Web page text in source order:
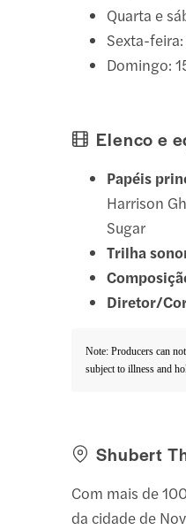
Quarta e
Sexta-
Domingo:
Elenco e
Papéis
Harrison
Sugar
Trilha
Diretor/
Note: Producers can
subject to illness and
Shubert
Com mais de
da cidade de